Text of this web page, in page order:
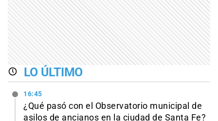
LO ÚLTIMO
16:45
¿Qué pasó con el Observatorio municipal de
asilos de ancianos en la ciudad de Santa Fe?